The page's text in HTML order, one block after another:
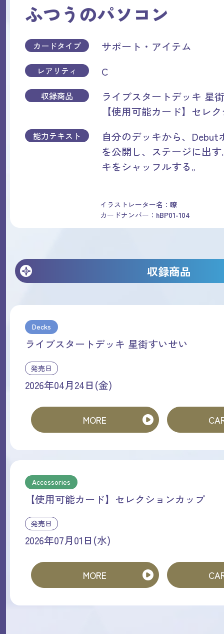
ふつうのパソコン
カードタイプ サポート・アイテム
レアリティ C
収録商品
ライブスタートデッキ 星
【使用可能カード】セレ
能力テキスト
自分のデッキから、Debut
を公開し、ステージに出
キをシャッフルする。
イラストレーター名： 瞭
カードナンバー： hBP01-104
収録商品
Decks
ライブスタートデッキ 星街すいせい
発売日
2026年04月24日(金)
MORE
Accessories
【使用可能カード】セレクションカップ
発売日
2026年07月01日(水)
MORE